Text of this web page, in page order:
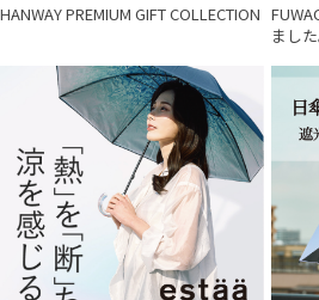
HANWAY PREMIUM GIFT COLLECTION
ました